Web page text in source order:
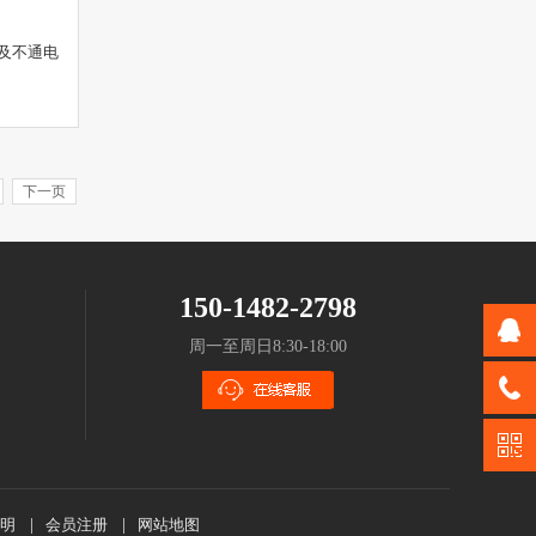
不通电
下一页
150-1482-2798
周一至周日8:30-18:00
会员注册 网站地图